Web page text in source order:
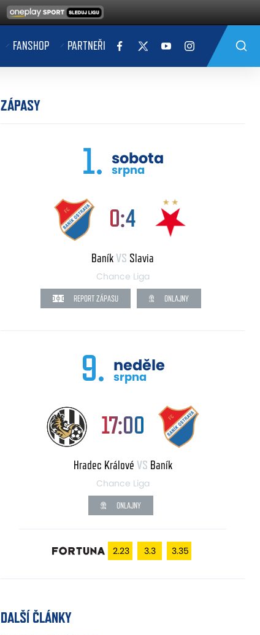
FANSHOP PARTNEŘI
ZÁPASY
1. sobota
srpna
0:4
BaníkVS Slavia
Chance Liga
REPORT ZÁPASU ONLAJNY
9. neděle
srpna
17:00
Hradec Králové VS Baník
Chance Liga
ONLAJNY
2.23 3.3 3.35
DALŠÍ ČLÁNKY